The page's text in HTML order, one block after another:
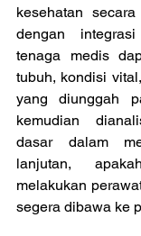
kesehatan
dengan
tenaga medis
tubuh, kondisi
yang diunggah
kemudian
dasar dalam
lanjutan,
melakukan
segera dibawa ke